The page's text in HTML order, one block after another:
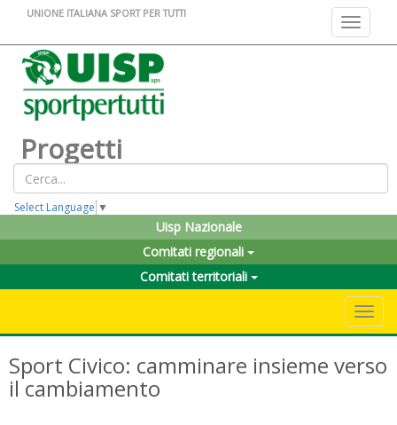
Toggle
UNIONE ITALIANA SPORT PER TUTTI
Progetti
Select Language ▼
Uisp Nazionale
Comitati regionali
Comitati territoriali
Sport Civico: camminare insieme verso
il cambiamento